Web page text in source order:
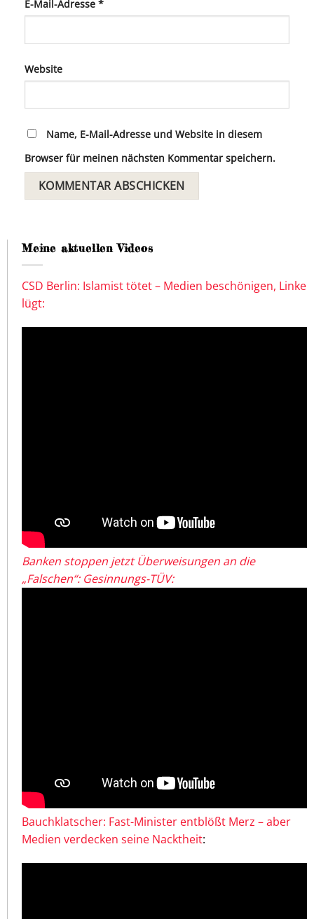
E-Mail-Adresse *
Website
Name, E-Mail-Adresse und Website in diesem
Browser für meinen nächsten Kommentar speichern.
Meine aktuellen Videos
CSD Berlin: Islamist tötet – Medien beschönigen, Linke
lügt:
Banken stoppen jetzt Überweisungen an die
„Falschen“: Gesinnungs-TÜV:
Bauchklatscher: Fast-Minister entblößt Merz – aber
Medien verdecken seine Nacktheit: